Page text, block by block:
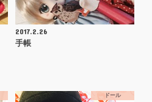
2017.2.26
手帳
ドール